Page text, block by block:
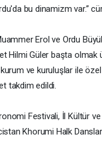
bu dinamizm var.”
Erol ve Ordu
Hilmi Güler başta olmak
ve kuruluşlar ile
takdim edildi.
Festivali, İl Kültür
Khorumi Halk